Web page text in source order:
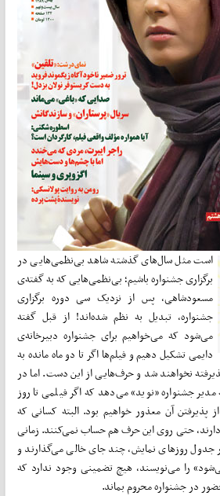
است مثل سال‌های گذشته شاهد بی‌نظمی‌هایی در
برگزاری جشنواره باشیم؛ بی‌نظمی‌هایی که به گفته‌ی
مسعودشاهی، پس از نزدیک سی دوره برگزاری
جشنواره، تبدیل به نظم شده‌اند! از قبل گفته
می‌شود که می‌خواهیم برای جشنواره دبیرخانه‌ی
دایمی تشکیل دهیم و فیلم‌ها اگر تا دو ماه مانده به
نخواهند شد و حرف‌هایی از این دست. اما در
جشنواره «نوید» می‌دهد که اگر فیلمی تا روز
پذیرفتن آن معذور خواهیم بود. البته کسانی که
حتی روی این حرف هم حساب نمی‌کنند. زمانی
جدول روزهای نمایش، چند جای خالی می‌گذارند و
را می‌نویسند، هیچ تضمینی وجود ندارد که
در جشنواره محروم بماند.